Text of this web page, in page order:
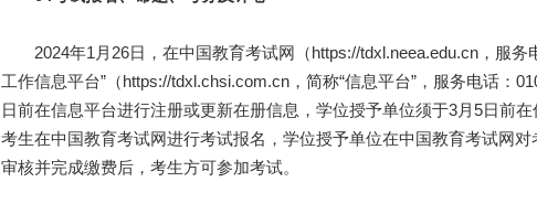
2024年1月26日，在中国教育考试网（https://tdxl.neea.edu.cn，服务
工作信息平台”（https://tdxl.chsi.com.cn，简称“信息平台”，服务电话：
日前在信息平台进行注册或更新在册信息，学位授予单位须于3月5日前
考生在中国教育考试网进行考试报名，学位授予单位在中国教育考试网
审核并完成缴费后，考生方可参加考试。